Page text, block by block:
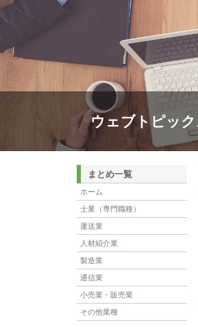
ウェブトピック
まとめ一覧
ホーム
士業（専門職種）
運送業
人材紹介業
製造業
通信業
小売業・販売業
その他業種